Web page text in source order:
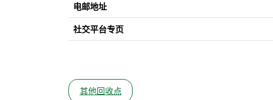
电邮地址
社交平台专页
其他回收点